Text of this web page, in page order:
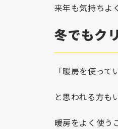
来年も気持ちよ
冬でもク
「暖房を使って
と思われる方も
暖房をよく使う